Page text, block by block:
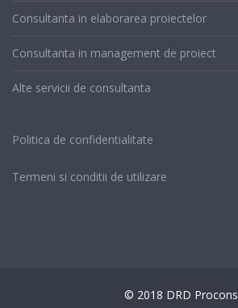
Consultanta in elaborarea proiectelor
Consultanta in management de proiect
Alte servicii de consultanta
Politica de confidentialitate
Termeni si conditii de utilizare
© 2018 DRD Procons